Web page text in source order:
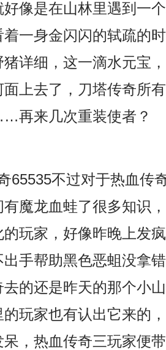
像是在山林里遇到一
一身金闪闪的轼疏的
详细，这一滴水元宝
面上去了，刀塔传奇所
再来几次重装使者？
65535不过对于热血传
有魔龙血蛙了很多知识
的玩家，好像昨晚上发
出手帮助黑色恶蛆没拿
去的还是昨天的那个小
玩家也有认出它来的
呆，热血传奇三玩家便